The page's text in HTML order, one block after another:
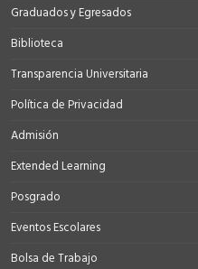
Graduados y Egresados
Biblioteca
Transparencia Universitaria
Política de Privacidad
Admisión
Extended Learning
Posgrado
Eventos Escolares
Bolsa de Trabajo